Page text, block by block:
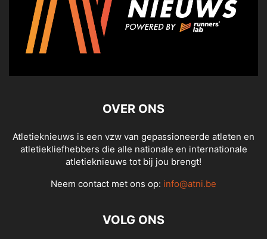
OVER ONS
Atletieknieuws is een vzw van gepassioneerde atleten en
atletiekliefhebbers die alle nationale en internationale
atletieknieuws tot bij jou brengt!
Neem contact met ons op: info@atni.be
VOLG ONS